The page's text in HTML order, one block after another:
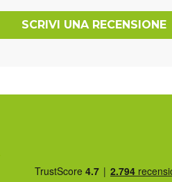
SCRIVI UNA RECENSIONE